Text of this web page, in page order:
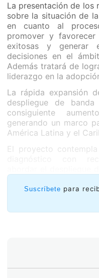
La presentación de los
sobre la situación de
en cuanto al
promover y
exitosas y generar
decisiones en el
Además tratará de
liderazgo en la
La rápida expansión
despliegue de
consiguiente
generando un marco
América Latina y el
El proyecto
los grandes y
Contenido (ICPs),
Suscríbete para